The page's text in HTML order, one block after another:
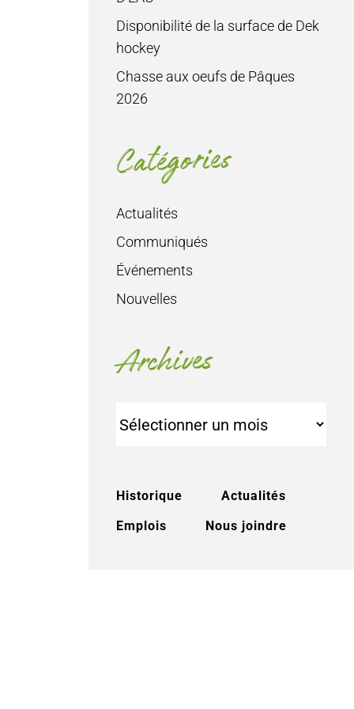
Disponibilité de la surface de Dek
hockey
Chasse aux oeufs de Pâques
2026
Catégories
Actualités
Communiqués
Événements
Nouvelles
Archives
Historique
Actualités
Emplois
Nous joindre